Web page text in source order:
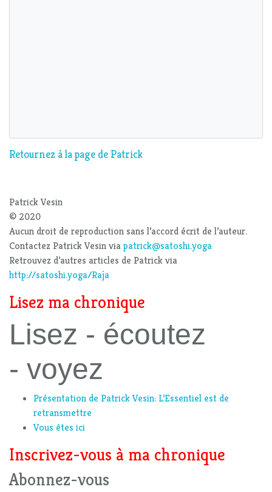
Retournez à la page de Patrick
Patrick Vesin
© 2020
Aucun droit de reproduction sans l’accord écrit de l’auteur.
Contactez Patrick Vesin viapatrick@satoshi.yoga
Retrouvez d’autres articles de Patrick via
http://satoshi.yoga/Raja
Lisez ma chronique
Lisez - écoutez
- voyez
Présentation de Patrick Vesin: L‘Essentiel est de
retransmettre
Vous êtes ici
Inscrivez-vous à ma chronique
Abonnez-vous